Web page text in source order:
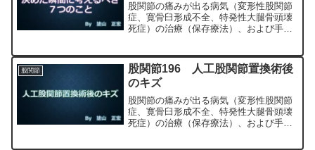
股関節の痛みが出る病気（変形性股関節
症、寛骨臼形成不全、特発性大腿骨頭壊
死症）の治療（保存療法）、および手術
科専門医（人工関節手術を専門）の塗山
正宏が色々と説明します。
股関節
股関節196 人工股関節置換術後
のキズ
股関節の痛みが出る病気（変形性股関節
症、寛骨臼形成不全、特発性大腿骨頭壊
死症）の治療（保存療法）、および手術